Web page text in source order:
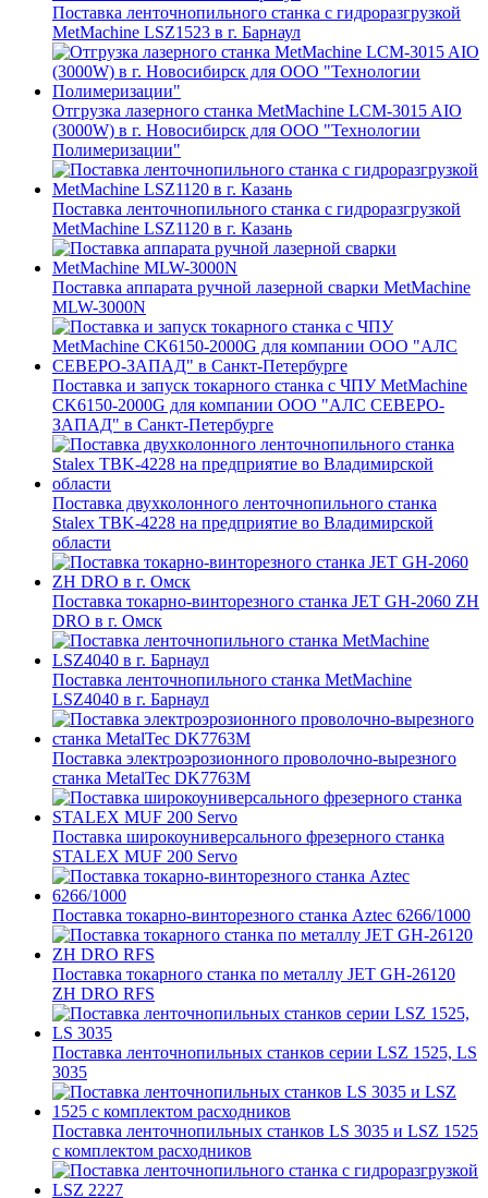
Поставка ленточнопильного станка c гидроразгрузкой
MetMachine LSZ1523 в г. Барнаул
Отгрузка лазерного станка MetMachine LCM-3015 AIO
(3000W) в г. Новосибирск для ООО "Технологии
Полимеризации"
Поставка ленточнопильного станка c гидроразгрузкой
MetMachine LSZ1120 в г. Казань
Поставка аппарата ручной лазерной сварки MetMachine
MLW-3000N
Поставка и запуск токарного станка с ЧПУ MetMachine
CK6150-2000G для компании ООО "АЛС СЕВЕРО-
ЗАПАД" в Санкт-Петербурге
Поставка двухколонного ленточнопильного станка
Stalex TBK-4228 на предприятие во Владимирской
области
Поставка токарно-винторезного станка JET GH-2060 ZH
DRO в г. Омск
Поставка ленточнопильного станка MetMachine
LSZ4040 в г. Барнаул
Поставка электроэрозионного проволочно-вырезного
станка MetalTec DK7763M
Поставка широкоуниверсального фрезерного станка
STALEX MUF 200 Servo
Поставка токарно-винторезного станка Aztec 6266/1000
Поставка токарного станка по металлу JET GH-26120
ZH DRO RFS
Поставка ленточнопильных станков серии LSZ 1525, LS
3035
Поставка ленточнопильных станков LS 3035 и LSZ 1525
с комплектом расходников